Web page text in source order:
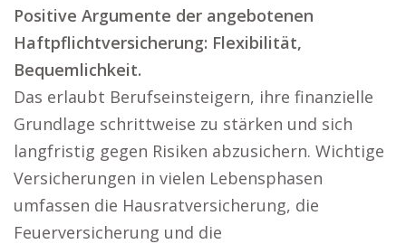
Positive Argumente der angebotenen
Haftpflichtversicherung: Flexibilität,
Bequemlichkeit.
Das erlaubt Berufseinsteigern, ihre finanzielle
Grundlage schrittweise zu stärken und sich
langfristig gegen Risiken abzusichern. Wichtige
Versicherungen in vielen Lebensphasen
umfassen die Hausratversicherung, die
Feuerversicherung und die